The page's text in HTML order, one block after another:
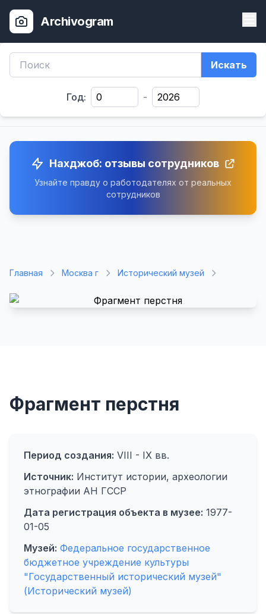
Archivogram
Искать
Год: -
Нахджоб: отзывы сотрудников
Узнайте правду о работодателях от реальных
сотрудников
Главная Москва г Исторический музей
Фрагмент перстня
Период создания: VIII - IX вв.
Источник: Институт истории, археологии
этнографии АН ГССР
Дата регистрация объекта в музее: 1977-
01-05
Музей: Федеральное государственное
бюджетное учреждение культуры
"Государственный исторический музей"
(Исторический музей)